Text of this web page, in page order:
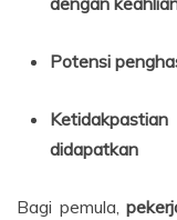
Potensi
didapatkan
Bagi pemula,